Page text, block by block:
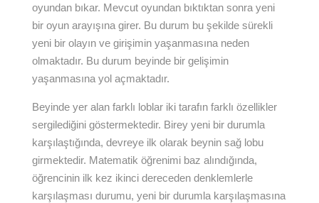
oyundan bıkar. Mevcut oyundan bıktıktan sonra yeni
bir oyun arayışına girer. Bu durum bu şekilde sürekli
yeni bir olayın ve girişimin yaşanmasına neden
olmaktadır. Bu durum beyinde bir gelişimin
yaşanmasına yol açmaktadır.
Beyinde yer alan farklı loblar iki tarafın farklı özellikler
sergilediğini göstermektedir. Birey yeni bir durumla
karşılaştığında, devreye ilk olarak beynin sağ lobu
girmektedir. Matematik öğrenimi baz alındığında,
öğrencinin ilk kez ikinci dereceden denklemlerle
karşılaşması durumu, yeni bir durumla karşılaşmasına